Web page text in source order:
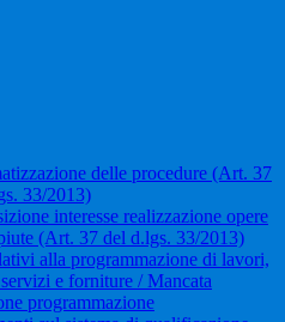
delle procedure (Art. 37
33/2013)
interesse realizzazione opere
(Art. 37 del d.lgs. 33/2013)
alla programmazione di lavori,
e forniture / Mancata
programmazione